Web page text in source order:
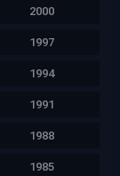
2000
1997
1994
1991
1988
1985